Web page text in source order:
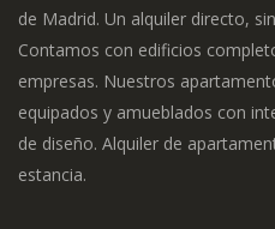
de Madrid. Un alquiler directo,
Contamos con edificios
empresas. Nuestros
equipados y amueblados con
de diseño. Alquiler de
estancia.